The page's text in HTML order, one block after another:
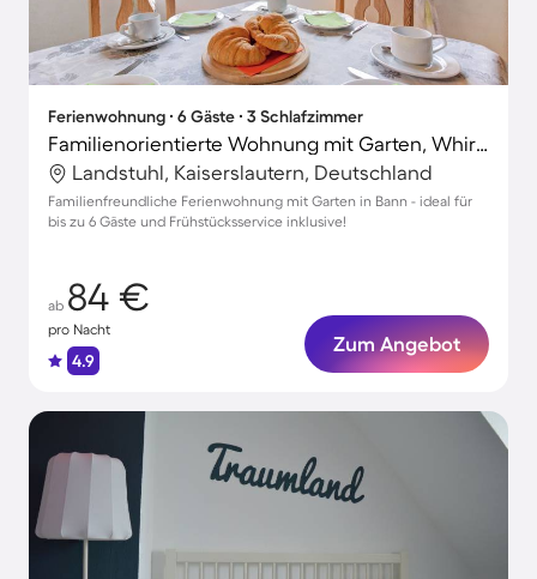
Ferienwohnung ∙ 6 Gäste ∙ 3 Schlafzimmer
Familienorientierte Wohnung mit Garten, Whirlpool und Terrasse
Landstuhl, Kaiserslautern, Deutschland
Familienfreundliche Ferienwohnung mit Garten in Bann - ideal für
bis zu 6 Gäste und Frühstücksservice inklusive!
ab 84 €
pro Nacht
4.9
Zum Angebot